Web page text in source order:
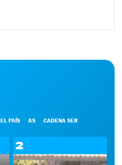
EL PAÍS AS CADENA SER
2